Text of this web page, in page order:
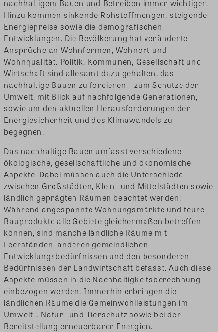
nachhaltigem Bauen und Betreiben immer wichtiger.
Hinzu kommen sinkende Rohstoffmengen, steigende
Energiepreise sowie die demografischen
Entwicklungen. Die Bevölkerung hat veränderte
Ansprüche an Wohnformen, Wohnort und
Wohnqualität. Politik, Kommunen, Gesellschaft und
Wirtschaft sind allesamt dazu gehalten, das
nachhaltige Bauen zu forcieren – zum Schutze der
Umwelt, mit Blick auf nachfolgende Generationen,
sowie um den aktuellen Herausforderungen der
Energiesicherheit und des Klimawandels zu
begegnen.
Das nachhaltige Bauen umfasst verschiedene
ökologische, gesellschaftliche und ökonomische
Aspekte. Dabei müssen auch die Unterschiede
zwischen Großstädten, Klein- und Mittelstädten sowie
ländlich geprägten Räumen beachtet werden:
Während angespannte Wohnungsmärkte und teure
Bauprodukte alle Gebiete gleichermaßen betreffen
können, sind manche ländliche Räume mit
Leerständen, anderen gemeindlichen
Entwicklungsbedürfnissen und den besonderen
Bedürfnissen der Landwirtschaft befasst. Auch diese
Aspekte müssen in die Nachhaltigkeitsberechnung
einbezogen werden. Immerhin erbringen die
ländlichen Räume die Gemeinwohlleistungen im
Umwelt-, Natur- und Tierschutz sowie bei der
Bereitstellung erneuerbarer Energien.